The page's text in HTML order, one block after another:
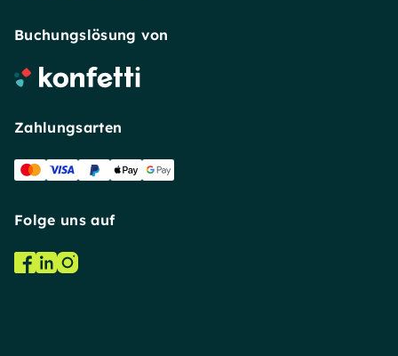
Buchungslösung von
Zahlungsarten
Folge uns auf